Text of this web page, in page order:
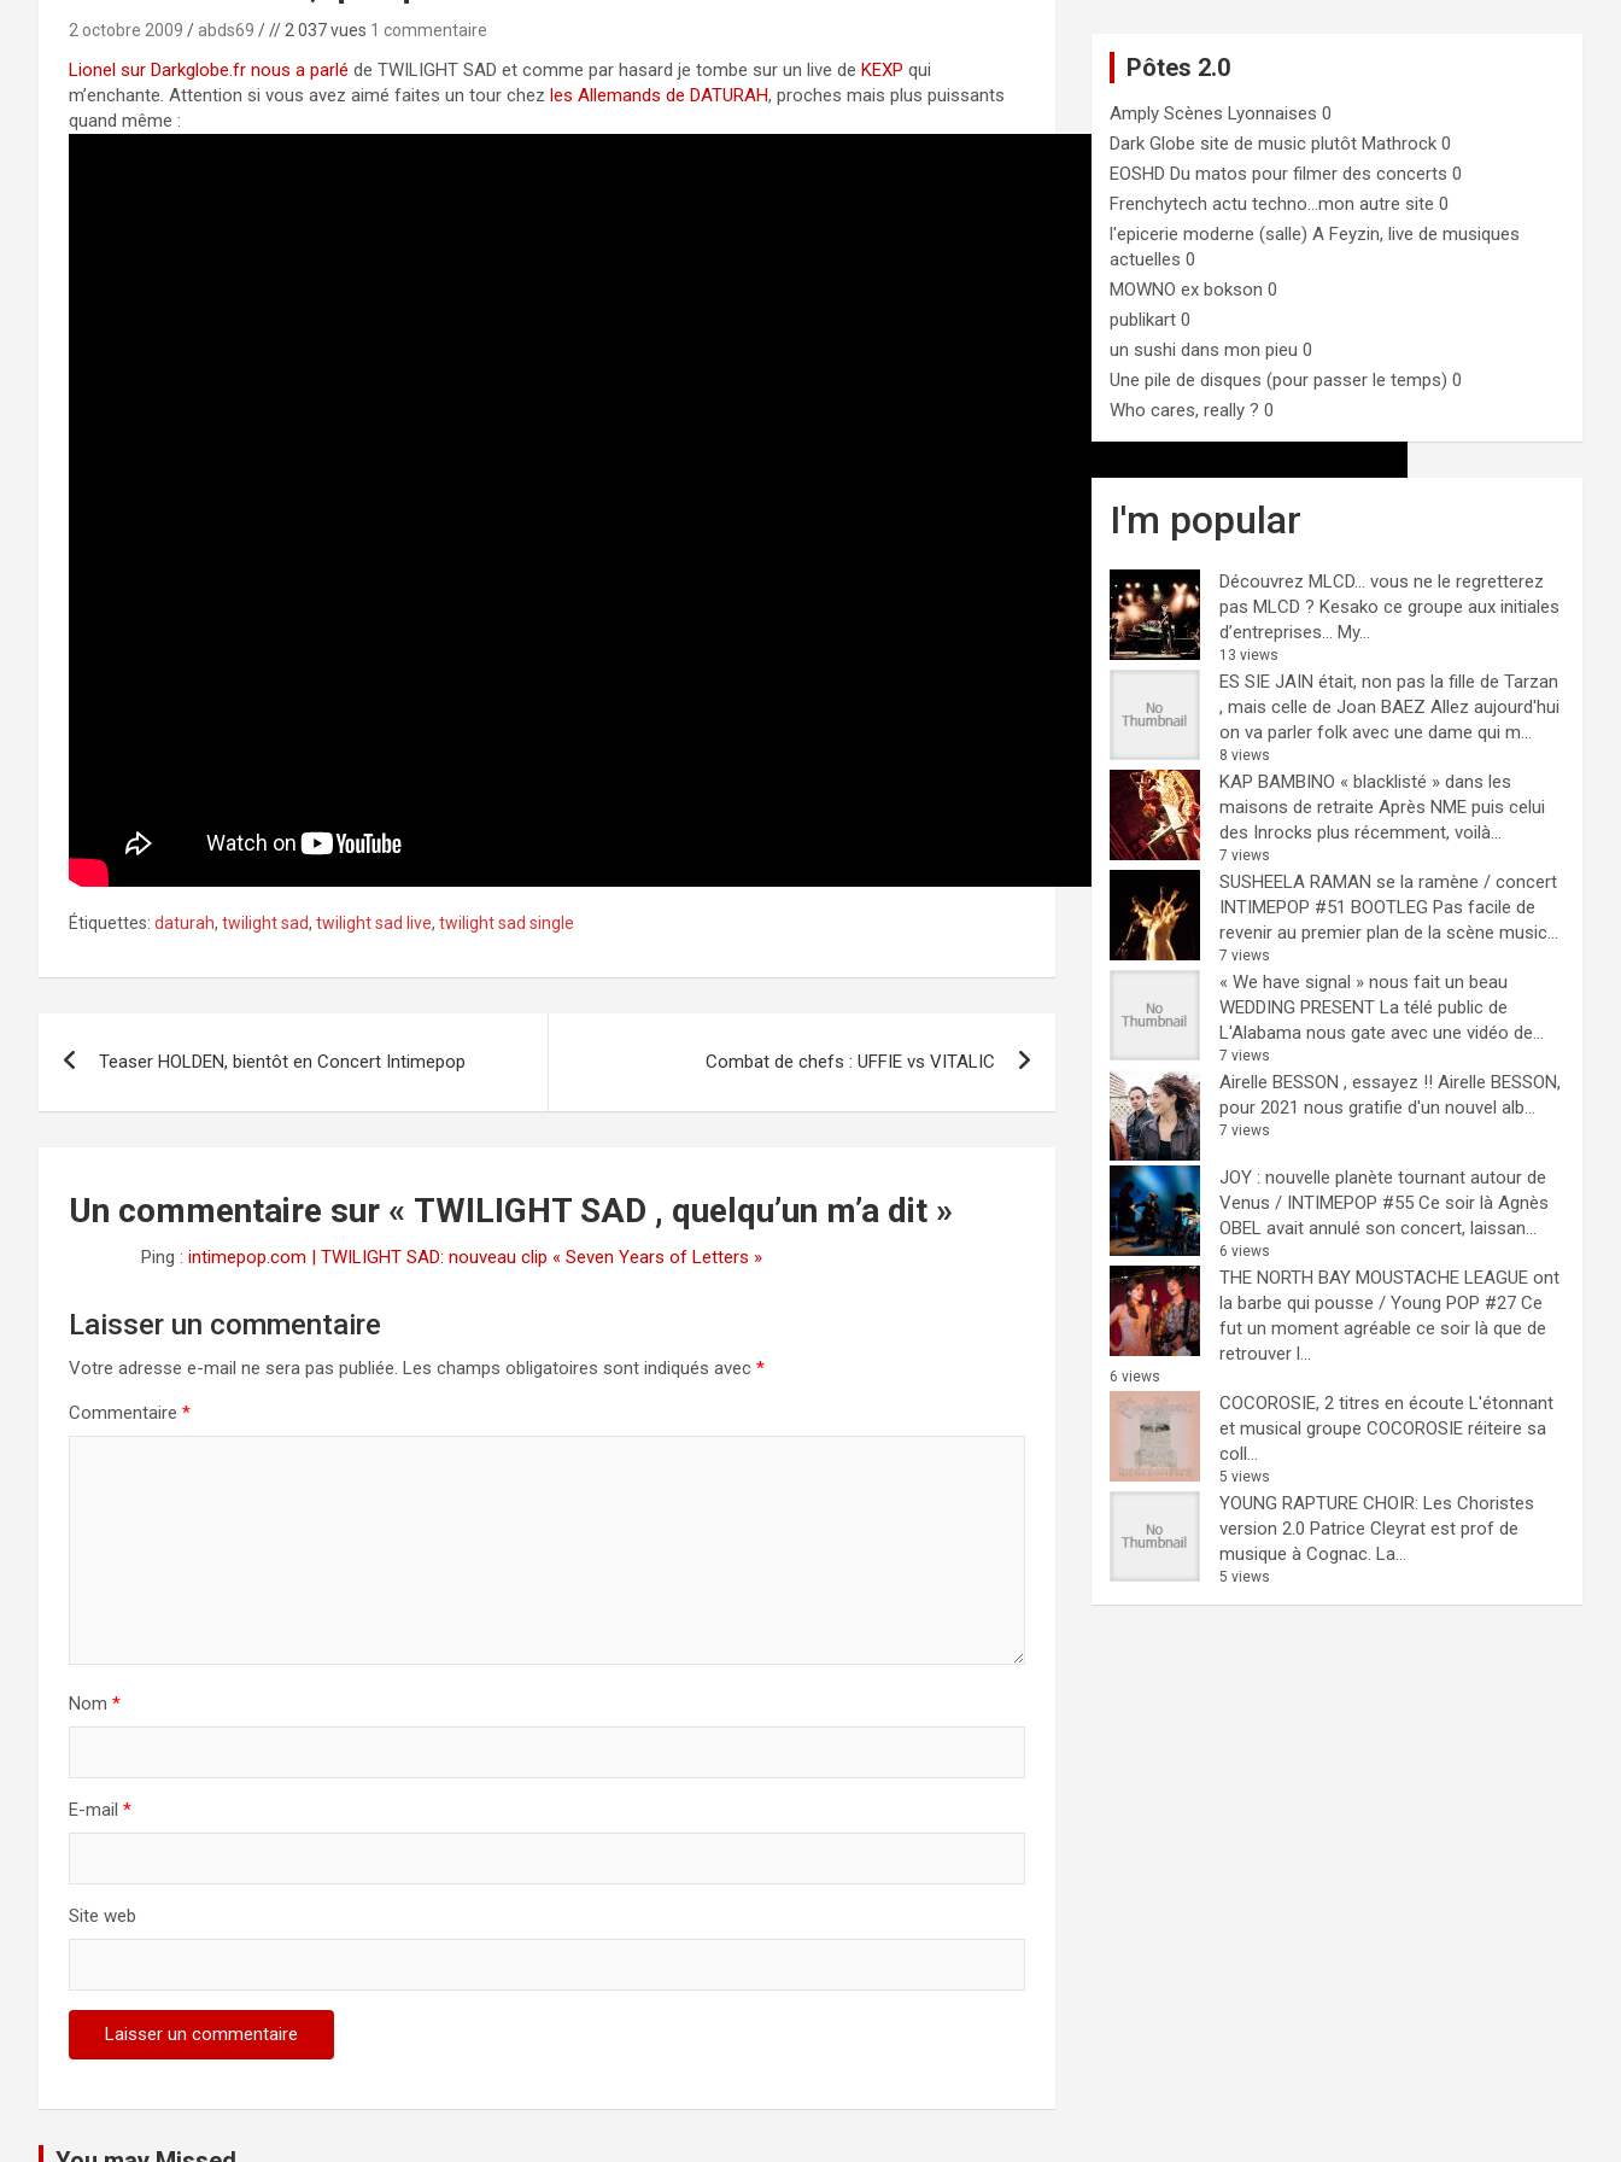
2 octobre 2009 abds69 // 2 037 vues 1 commentaire
Lionel sur Darkglobe.fr nous a parlé de TWILIGHT SAD et comme par hasard je tombe sur un live de KEXP qui
m’enchante. Attention si vous avez aimé faites un tour chez les Allemands de DATURAH, proches mais plus puissants
quand même :
Étiquettes: daturah, twilight sad, twilight sad live, twilight sad single
Teaser HOLDEN, bientôt en Concert Intimepop Combat de chefs : UFFIE vs VITALIC
Un commentaire sur « TWILIGHT SAD , quelqu’un m’a dit »
Ping : intimepop.com | TWILIGHT SAD: nouveau clip « Seven Years of Letters »
Laisser un commentaire
Votre adresse e-mail ne sera pas publiée. Les champs obligatoires sont indiqués avec *
Commentaire *
Nom *
E-mail *
Site web
Pôtes 2.0
Amply Scènes Lyonnaises 0
Dark Globe site de music plutôt Mathrock 0
EOSHD Du matos pour filmer des concerts 0
Frenchytech actu techno…mon autre site 0
l'epicerie moderne (salle) A Feyzin, live de musiques
actuelles 0
MOWNO ex bokson 0
publikart 0
un sushi dans mon pieu 0
Une pile de disques (pour passer le temps) 0
Who cares, really ? 0
I'm popular
Découvrez MLCD… vous ne le regretterez
pas MLCD ? Kesako ce groupe aux initiales
d’entreprises… My...
13 views
ES SIE JAIN était, non pas la fille de Tarzan
, mais celle de Joan BAEZ Allez aujourd'hui
on va parler folk avec une dame qui m...
8 views
KAP BAMBINO « blacklisté » dans les
maisons de retraite Après NME puis celui
des Inrocks plus récemment, voilà...
7 views
SUSHEELA RAMAN se la ramène / concert
INTIMEPOP #51 BOOTLEG Pas facile de
revenir au premier plan de la scène music...
7 views
« We have signal » nous fait un beau
WEDDING PRESENT La télé public de
L'Alabama nous gate avec une vidéo de...
7 views
Airelle BESSON , essayez !! Airelle BESSON,
pour 2021 nous gratifie d'un nouvel alb...
7 views
JOY : nouvelle planète tournant autour de
Venus / INTIMEPOP #55 Ce soir là Agnès
OBEL avait annulé son concert, laissan...
6 views
THE NORTH BAY MOUSTACHE LEAGUE ont
la barbe qui pousse / Young POP #27 Ce
fut un moment agréable ce soir là que de
retrouver l...
6 views
COCOROSIE, 2 titres en écoute L'étonnant
et musical groupe COCOROSIE réiteire sa
coll...
5 views
YOUNG RAPTURE CHOIR: Les Choristes
version 2.0 Patrice Cleyrat est prof de
musique à Cognac. La...
5 views